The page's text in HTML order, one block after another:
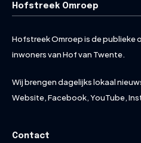
Hofstreek Omroep
Hofstreek Omroep is de publieke
inwoners van Hof van Twente.
Wij brengen dagelijks lokaal
Website, Facebook, YouTube,
Contact